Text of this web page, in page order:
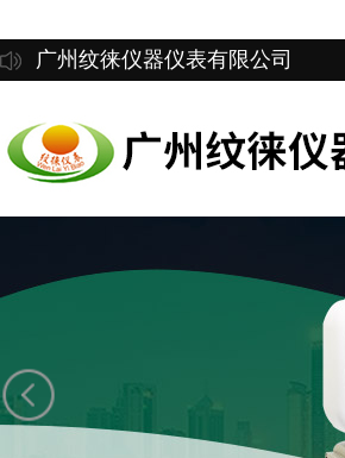
广州纹徕仪器仪表有限公司